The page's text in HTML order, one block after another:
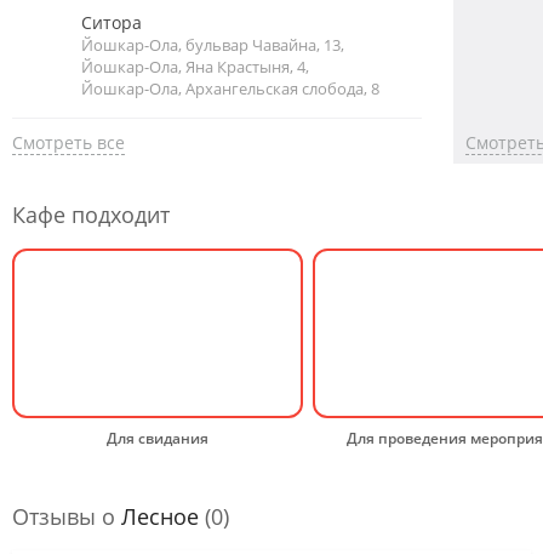
Ситора
Йошкар-Ола, бульвар Чавайна, 13,
Йошкар-Ола, Яна Крастыня, 4,
Йошкар-Ола, Архангельская слобода, 8
Смотреть все
Кафе подходит
Для свидания Для проведения
Отзывы о Лесное (0)